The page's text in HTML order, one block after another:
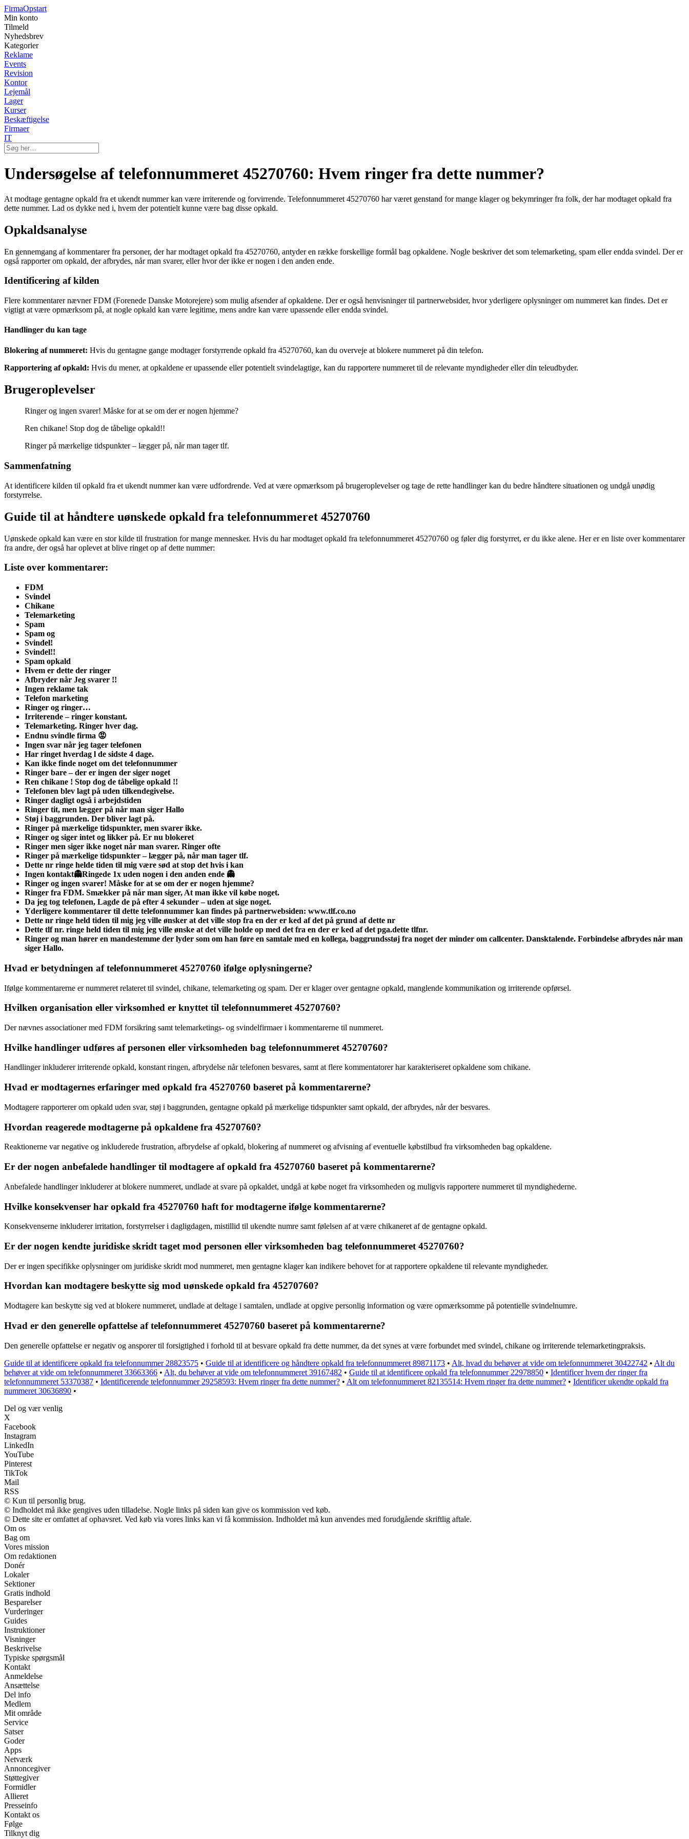
FirmaOpstart
Min konto
Tilmeld
Nyhedsbrev
Kategorier
Reklame
Events
Revision
Kontor
Lejemål
Lager
Kurser
Beskæftigelse
Firmaer
IT
Undersøgelse af telefonnummeret 45270760: Hvem ringer fra dette nummer?
At modtage gentagne opkald fra et ukendt nummer kan være irriterende og forvirrende. Telefonnummeret 45270760 har været genstand for mange klager og bekymringer fra folk, der har modtaget opkald fra
dette nummer. Lad os dykke ned i, hvem der potentielt kunne være bag disse opkald.
Opkaldsanalyse
En gennemgang af kommentarer fra personer, der har modtaget opkald fra 45270760, antyder en række forskellige formål bag opkaldene. Nogle beskriver det som telemarketing, spam eller endda svindel. Der er
også rapporter om opkald, der afbrydes, når man svarer, eller hvor der ikke er nogen i den anden ende.
Identificering af kilden
Flere kommentarer nævner FDM (Forenede Danske Motorejere) som mulig afsender af opkaldene. Der er også henvisninger til partnerwebsider, hvor yderligere oplysninger om nummeret kan findes. Det er
vigtigt at være opmærksom på, at nogle opkald kan være legitime, mens andre kan være upassende eller endda svindel.
Handlinger du kan tage
Blokering af nummeret: Hvis du gentagne gange modtager forstyrrende opkald fra 45270760, kan du overveje at blokere nummeret på din telefon.
Rapportering af opkald: Hvis du mener, at opkaldene er upassende eller potentielt svindelagtige, kan du rapportere nummeret til de relevante myndigheder eller din teleudbyder.
Brugeroplevelser
Ringer og ingen svarer! Måske for at se om der er nogen hjemme?
Ren chikane! Stop dog de tåbelige opkald!!
Ringer på mærkelige tidspunkter – lægger på, når man tager tlf.
Sammenfatning
At identificere kilden til opkald fra et ukendt nummer kan være udfordrende. Ved at være opmærksom på brugeroplevelser og tage de rette handlinger kan du bedre håndtere situationen og undgå unødig
forstyrrelse.
Guide til at håndtere uønskede opkald fra telefonnummeret 45270760
Uønskede opkald kan være en stor kilde til frustration for mange mennesker. Hvis du har modtaget opkald fra telefonnummeret 45270760 og føler dig forstyrret, er du ikke alene. Her er en liste over kommentarer
fra andre, der også har oplevet at blive ringet op af dette nummer:
Liste over kommentarer:
FDM
Svindel
Chikane
Telemarketing
Spam
Spam og
Svindel!
Svindel!!
Spam opkald
Hvem er dette der ringer
Afbryder når Jeg svarer !!
Ingen reklame tak
Telefon marketing
Ringer og ringer…
Irriterende – ringer konstant.
Telemarketing. Ringer hver dag.
Endnu svindle firma 😡
Ingen svar når jeg tager telefonen
Har ringet hverdag l de sidste 4 dage.
Kan ikke finde noget om det telefonnummer
Ringer bare – der er ingen der siger noget
Ren chikane ! Stop dog de tåbelige opkald !!
Telefonen blev lagt på uden tilkendegivelse.
Ringer dagligt også i arbejdstiden
Ringer tit, men lægger på når man siger Hallo
Støj i baggrunden. Der bliver lagt på.
Ringer på mærkelige tidspunkter, men svarer ikke.
Ringer og siger intet og likker på. Er nu blokeret
Ringer men siger ikke noget når man svarer. Ringer ofte
Ringer på mærkelige tidspunkter – lægger på, når man tager tlf.
Dette nr ringe helde tiden til mig være sød at stop det hvis i kan
Ingen kontakt👻Ringede 1x uden nogen i den anden ende 👻
Ringer og ingen svarer! Måske for at se om der er nogen hjemme?
Ringer fra FDM. Smækker på når man siger, At man ikke vil købe noget.
Da jeg tog telefonen, Lagde de på efter 4 sekunder – uden at sige noget.
Yderligere kommentarer til dette telefonnummer kan findes på partnerwebsiden: www.tlf.co.no
Dette nr ringe held tiden til mig jeg ville ønsker at det ville stop fra en der er ked af det på grund af dette nr
Dette tlf nr. ringe held tiden til mig jeg ville ønske at det ville holde op med det fra en der er ked af det pga.dette tlfnr.
Ringer og man hører en mandestemme der lyder som om han føre en samtale med en kollega, baggrundsstøj fra noget der minder om callcenter. Dansktalende. Forbindelse afbrydes når man
siger Hallo.
Hvad er betydningen af telefonnummeret 45270760 ifølge oplysningerne?
Ifølge kommentarerne er nummeret relateret til svindel, chikane, telemarketing og spam. Der er klager over gentagne opkald, manglende kommunikation og irriterende opførsel.
Hvilken organisation eller virksomhed er knyttet til telefonnummeret 45270760?
Der nævnes associationer med FDM forsikring samt telemarketings- og svindelfirmaer i kommentarerne til nummeret.
Hvilke handlinger udføres af personen eller virksomheden bag telefonnummeret 45270760?
Handlinger inkluderer irriterende opkald, konstant ringen, afbrydelse når telefonen besvares, samt at flere kommentatorer har karakteriseret opkaldene som chikane.
Hvad er modtagernes erfaringer med opkald fra 45270760 baseret på kommentarerne?
Modtagere rapporterer om opkald uden svar, støj i baggrunden, gentagne opkald på mærkelige tidspunkter samt opkald, der afbrydes, når der besvares.
Hvordan reagerede modtagerne på opkaldene fra 45270760?
Reaktionerne var negative og inkluderede frustration, afbrydelse af opkald, blokering af nummeret og afvisning af eventuelle købstilbud fra virksomheden bag opkaldene.
Er der nogen anbefalede handlinger til modtagere af opkald fra 45270760 baseret på kommentarerne?
Anbefalede handlinger inkluderer at blokere nummeret, undlade at svare på opkaldet, undgå at købe noget fra virksomheden og muligvis rapportere nummeret til myndighederne.
Hvilke konsekvenser har opkald fra 45270760 haft for modtagerne ifølge kommentarerne?
Konsekvenserne inkluderer irritation, forstyrrelser i dagligdagen, mistillid til ukendte numre samt følelsen af at være chikaneret af de gentagne opkald.
Er der nogen kendte juridiske skridt taget mod personen eller virksomheden bag telefonnummeret 45270760?
Der er ingen specifikke oplysninger om juridiske skridt mod nummeret, men gentagne klager kan indikere behovet for at rapportere opkaldene til relevante myndigheder.
Hvordan kan modtagere beskytte sig mod uønskede opkald fra 45270760?
Modtagere kan beskytte sig ved at blokere nummeret, undlade at deltage i samtalen, undlade at opgive personlig information og være opmærksomme på potentielle svindelnumre.
Hvad er den generelle opfattelse af telefonnummeret 45270760 baseret på kommentarerne?
Den generelle opfattelse er negativ og ansporer til forsigtighed i forhold til at besvare opkald fra dette nummer, da det synes at være forbundet med svindel, chikane og irriterende telemarketingpraksis.
Guide til at identificere opkald fra telefonnummer 28823575 • Guide til at identificere og håndtere opkald fra telefonnummeret 89871173 • Alt, hvad du behøver at vide om telefonnummeret 30422742 • Alt du
behøver at vide om telefonnummeret 33663366 • Alt, du behøver at vide om telefonnummeret 39167482 • Guide til at identificere opkald fra telefonnummer 22978850 • Identificer hvem der ringer fra
telefonnummeret 53370387 • Identificerende telefonnummer 29258593: Hvem ringer fra dette nummer? • Alt om telefonnummeret 82135514: Hvem ringer fra dette nummer? • Identificer ukendte opkald fra
nummeret 30636890 •
Del og vær venlig
X
Facebook
Instagram
LinkedIn
YouTube
Pinterest
TikTok
Mail
RSS
© Kun til personlig brug.
© Indholdet må ikke gengives uden tilladelse. Nogle links på siden kan give os kommission ved køb.
© Dette site er omfattet af ophavsret. Ved køb via vores links kan vi få kommission. Indholdet må kun anvendes med forudgående skriftlig aftale.
Om os
Bag om
Vores mission
Om redaktionen
Donér
Lokaler
Sektioner
Gratis indhold
Besparelser
Vurderinger
Guides
Instruktioner
Visninger
Beskrivelse
Typiske spørgsmål
Kontakt
Anmeldelse
Ansættelse
Del info
Medlem
Mit område
Service
Satser
Goder
Apps
Netværk
Annoncegiver
Støttegiver
Formidler
Allieret
Presseinfo
Kontakt os
Følge
Tilknyt dig